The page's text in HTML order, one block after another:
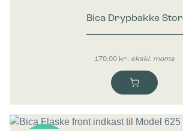
Bica Drypbakke Stor
170,00 kr. ekskl. moms